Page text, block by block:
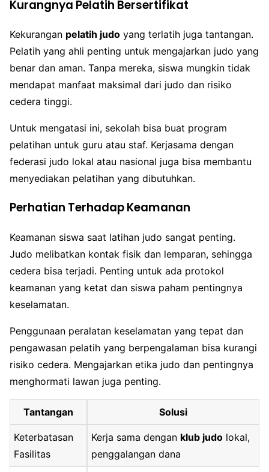
Kurangnya Pelatih Bersertifikat
Kekurangan pelatih judo yang terlatih juga tantangan.
Pelatih yang ahli penting untuk mengajarkan judo yang
benar dan aman. Tanpa mereka, siswa mungkin tidak
mendapat manfaat maksimal dari judo dan risiko
cedera tinggi.
Untuk mengatasi ini, sekolah bisa buat program
pelatihan untuk guru atau staf. Kerjasama dengan
federasi judo lokal atau nasional juga bisa membantu
menyediakan pelatihan yang dibutuhkan.
Perhatian Terhadap Keamanan
Keamanan siswa saat latihan judo sangat penting.
Judo melibatkan kontak fisik dan lemparan, sehingga
cedera bisa terjadi. Penting untuk ada protokol
keamanan yang ketat dan siswa paham pentingnya
keselamatan.
Penggunaan peralatan keselamatan yang tepat dan
pengawasan pelatih yang berpengalaman bisa kurangi
risiko cedera. Mengajarkan etika judo dan pentingnya
menghormati lawan juga penting.
Tantangan Solusi
Keterbatasan
Fasilitas
Kerja sama dengan klub judo lokal,
penggalangan dana